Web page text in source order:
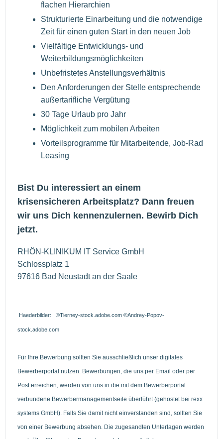
flachen Hierarchien
Strukturierte Einarbeitung und die notwendige
Zeit für einen guten Start in den neuen Job
Vielfältige Entwicklungs- und
Weiterbildungsmöglichkeiten
Unbefristetes Anstellungsverhältnis
Den Anforderungen der Stelle entsprechende
außertarifliche Vergütung
30 Tage Urlaub pro Jahr
Möglichkeit zum mobilen Arbeiten
Vorteilsprogramme für Mitarbeitende, Job-Rad
Leasing
Bist Du interessiert an einem
krisensicheren Arbeitsplatz? Dann freuen
wir uns Dich kennenzulernen. Bewirb Dich
jetzt.
RHÖN-KLINIKUM IT Service GmbH
Schlossplatz 1
97616 Bad Neustadt an der Saale
Haederbilder: ©Tierney-stock.adobe.com ©Andrey-Popov-
stock.adobe.com
Für Ihre Bewerbung sollten Sie ausschließlich unser digitales
Bewerberportal nutzen. Bewerbungen, die uns per Email oder per
Post erreichen, werden von uns in die mit dem Bewerberportal
verbundene Bewerbermanagementseite überführt (gehostet bei rexx
systems GmbH). Falls Sie damit nicht einverstanden sind, sollten Sie
von einer Bewerbung absehen. Die zugesandten Unterlagen werden